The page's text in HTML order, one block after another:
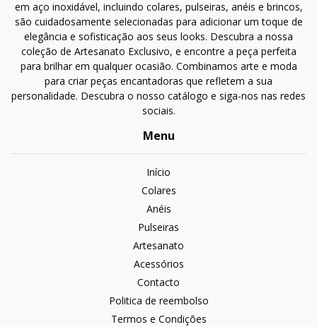
em aço inoxidável, incluindo colares, pulseiras, anéis e brincos,
são cuidadosamente selecionadas para adicionar um toque de
elegância e sofisticação aos seus looks. Descubra a nossa
coleção de Artesanato Exclusivo, e encontre a peça perfeita
para brilhar em qualquer ocasião. Combinamos arte e moda
para criar peças encantadoras que refletem a sua
personalidade. Descubra o nosso catálogo e siga-nos nas redes
sociais.
Menu
Início
Colares
Anéis
Pulseiras
Artesanato
Acessórios
Contacto
Politica de reembolso
Termos e Condições